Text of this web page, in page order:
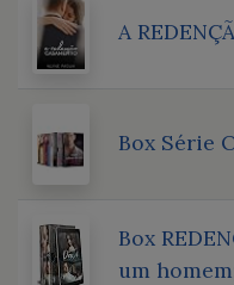
A
Box Série
Box
um